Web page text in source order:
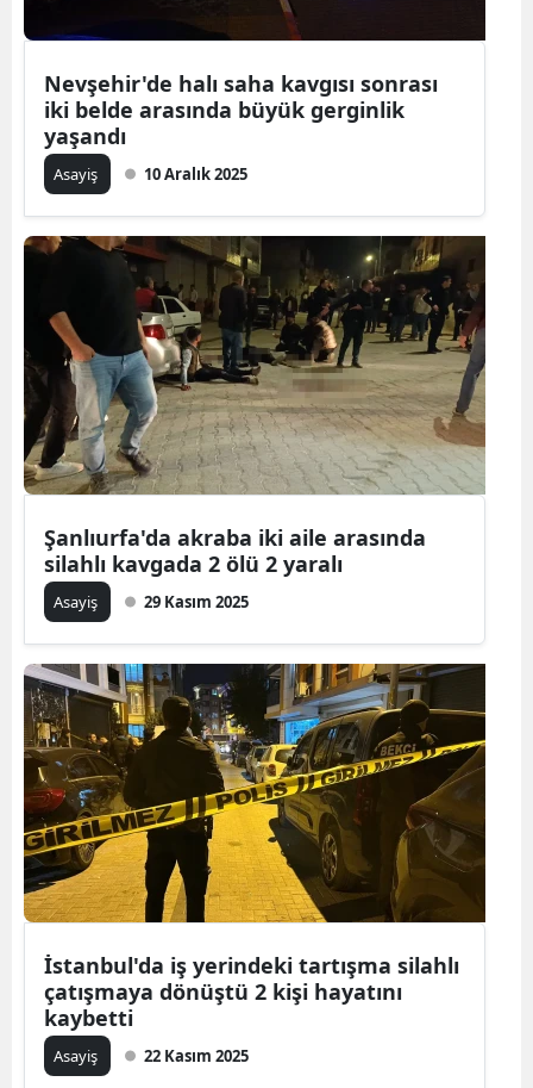
Nevşehir'de halı saha kavgısı sonrası
iki belde arasında büyük gerginlik
yaşandı
Asayiş 10 Aralık 2025
Şanlıurfa'da akraba iki aile arasında
silahlı kavgada 2 ölü 2 yaralı
Asayiş 29 Kasım 2025
İstanbul'da iş yerindeki tartışma silahlı
çatışmaya dönüştü 2 kişi hayatını
kaybetti
Asayiş 22 Kasım 2025